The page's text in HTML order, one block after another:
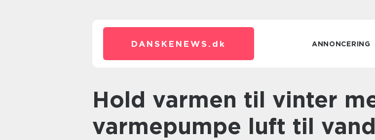
DANSKENEWS. dk ANNONCERING
Hold varmen til vinter med en
varmepumpe luft til vand